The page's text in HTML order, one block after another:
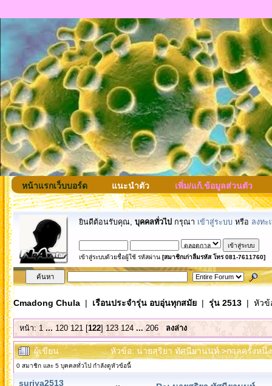
หน้าแรกเว็บบอร์ด แนะนำตัว เพิ่ม/แก้.ข้อมูลส่วนตัว
ยินดีต้อนรับคุณ, บุคคลทั่วไป กรุณา เข้าสู่ระบบ หรือ ลงทะ
เข้าสู่ระบบด้วยชื่อผู้ใช้ รหัสผ่าน [สมาชิกเก่าลืมรหัส โทร 081-7611760]
Cmadong Chula| เรือนประจำรุ่น อบอุ่นทุกสมัย| รุ่น 2513| หัวข้
หน้า:1 ... 120 121 [122]123 124 ...206 ลงล่าง
ผู้เขียน หัวข้อ: นายสุริยา ทัศนียานนท์ >กาลครั้งหนึ่
0 สมาชิก และ 5 บุคคลทั่วไป กำลังดูหัวข้อนี้
suriya2513